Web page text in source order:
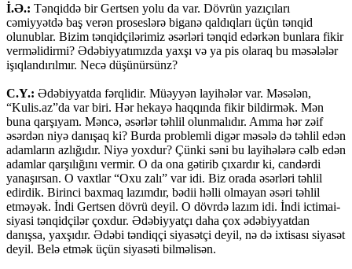
İ.Ə.: Tənqiddə bir Gertsen yolu da var. Dövrün yazıçıları
cəmiyyətdə baş verən proseslərə biganə qaldıqları üçün tənqid
olunublar. Bizim tənqidçilərimiz əsərləri tənqid edərkən bunlara fikir
verməlidirmi? Ədəbiyyatımızda yaxşı və ya pis olaraq bu məsələlər
işıqlandırılmır. Necə düşünürsünz?
C.Y.: Ədəbiyyatda fərqlidir. Müəyyən layihələr var. Məsələn,
“Kulis.az”da var biri. Hər hekayə haqqında fikir bildirmək. Mən
buna qarşıyam. Məncə, əsərlər təhlil olunmalıdır. Amma hər zəif
əsərdən niyə danışaq ki? Burda problemli digər məsələ də təhlil edən
adamların azlığıdır. Niyə yoxdur? Çünki səni bu layihələrə cəlb edən
adamlar qarşılığını vermir. O da ona gətirib çıxardır ki, candərdi
yanaşırsan. O vaxtlar “Oxu zalı” var idi. Biz orada əsərləri təhlil
edirdik. Birinci baxmaq lazımdır, bədii həlli olmayan əsəri təhlil
etməyək. İndi Gertsen dövrü deyil. O dövrdə lazım idi. İndi ictimai-
siyasi tənqidçilər çoxdur. Ədəbiyyatçı daha çox ədəbiyyatdan
danışsa, yaxşıdır. Ədəbi təndiqçi siyasətçi deyil, nə də ixtisası siyasət
deyil. Belə etmək üçün siyasəti bilməlisən.